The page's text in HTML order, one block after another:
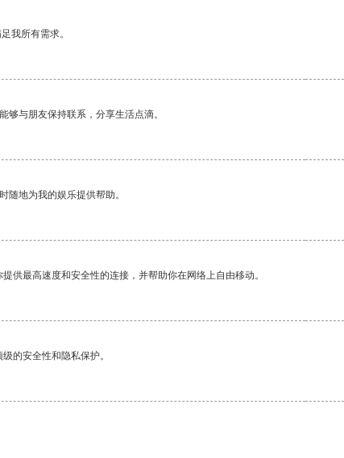
我所有需求。
够与朋友保持联系，分享生活点滴。
随地为我的娱乐提供帮助。
供最高速度和安全性的连接，并帮助你在网络上自由移动。
的安全性和隐私保护。